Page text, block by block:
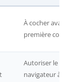
À cocher avant la
première
Autoriser le
navigateur à